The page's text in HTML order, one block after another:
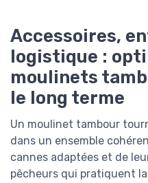
Accessoires,
logistique :
moulinets
le long terme
Un moulinet tambour
dans un ensemble
cannes adaptées et de
pêcheurs qui pratiquent